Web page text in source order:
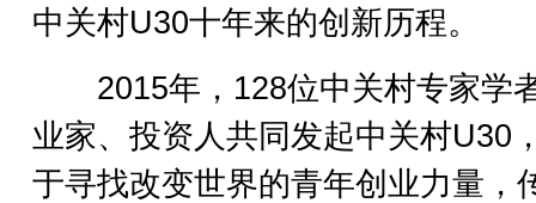
中关村U30十年来的创新历程。
2015年，128位中关村专家学
业家、投资人共同发起中关村U30
于寻找改变世界的青年创业力量，